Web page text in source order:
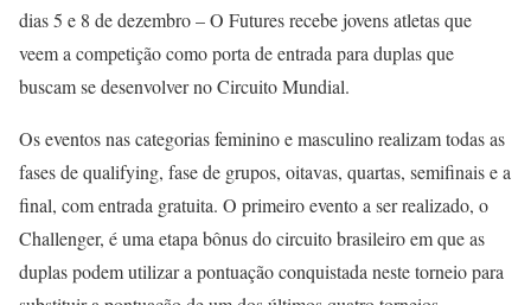
dias 5 e 8 de dezembro – O Futures recebe jovens atletas que
veem a competição como porta de entrada para duplas que
buscam se desenvolver no Circuito Mundial.
Os eventos nas categorias feminino e masculino realizam todas as
fases de qualifying, fase de grupos, oitavas, quartas, semifinais e a
final, com entrada gratuita. O primeiro evento a ser realizado, o
Challenger, é uma etapa bônus do circuito brasileiro em que as
duplas podem utilizar a pontuação conquistada neste torneio para